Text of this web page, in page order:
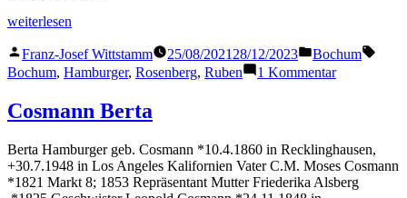
„Rosenberg
weiterlesen
Veröffentlicht
von
Franz-Josef Wittstamm 25/08/2021 28/12/2023
Veröffentlicht
in
Bochum
Bochum, Hamburger, Rosenberg, Ruben 1 Kommentarzu
Cosmann Berta
Berta Hamburger geb. Cosmann *10.4.1860 in Recklinghausen,
+30.7.1948 in Los Angeles Kalifornien Vater C.M. Moses Cosmann
*1821 Markt 8; 1853 Repräsentant Mutter Friederika Alsberg